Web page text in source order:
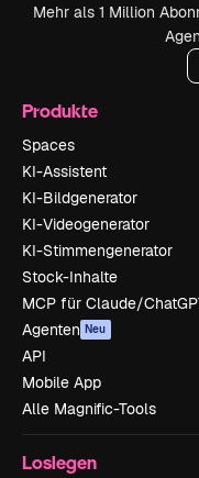
Mehr als 1 Million
Produkte
Spaces
KI-Assistent
KI-Bildgenerator
KI-Videogenerator
KI-Stimmengenerator
Stock-Inhalte
MCP für Claude/
Agenten Neu
API
Mobile App
Alle Magnific-Tools
Loslegen